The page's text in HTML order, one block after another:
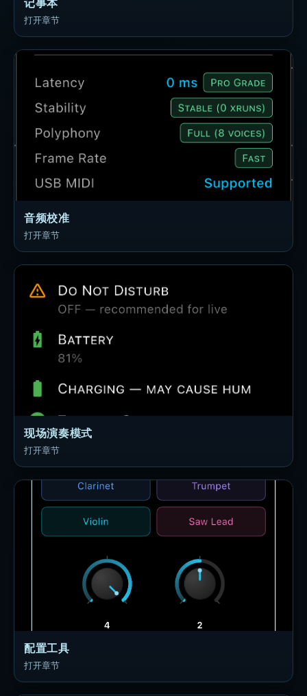
打开章节
音频校准
打开章节
现场演奏模式
打开章节
配置工具
打开章节